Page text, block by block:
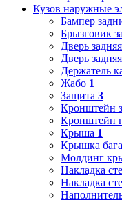
Кузов наружные
Бампер
Брызговик
Дверь
Дверь
Держатель
Жабо 1
Защита 3
Кронштейн
Кронштейн
Крыша 1
Крышка
Молдинг
Накладка
Накладка